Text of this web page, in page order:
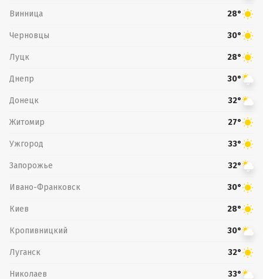
Винница 28°
Черновцы 30°
Луцк 28°
Днепр 30°
Донецк 32°
Житомир 27°
Ужгород 33°
Запорожье 32°
Ивано-Франковск 30°
Киев 28°
Кропивницкий 30°
Луганск 32°
Николаев 33°